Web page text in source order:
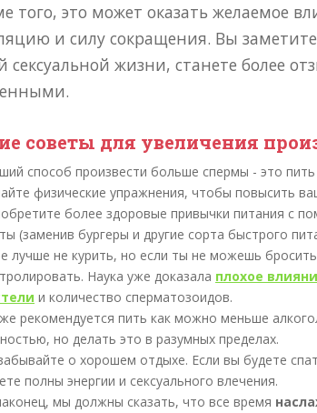
того, это может оказать желаемое
и силу сокращения. Вы
сексуальной жизни, станете более
советы для увеличения
способ произвести больше спермы - это
физические упражнения, чтобы повысить
более здоровые привычки питания с
(заменив бургеры и другие сорта быстрого
лучше не курить, но если ты не можешь
Наука уже доказала плохое
и количество сперматозоидов.
рекомендуется пить как можно меньше
но делать это в разумных пределах.
о хорошем отдыхе. Если вы будете
полны энергии и сексуального влечения.
мы должны сказать, что все время